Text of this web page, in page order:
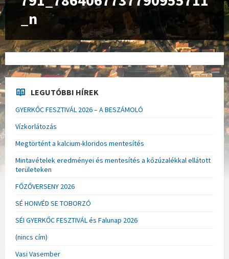
_n
LEGUTÓBBI HÍREK
GYERKŐC FESZTIVÁL 2026 – A BESZÁMOLÓ
Vízkorlátozás
Megtörtént a kalcium-kloridos mentesítés
Mintavételek eredményei és mentesítés a kőzúzalékkal ellátott
területeken
FŐZŐVERSENY 2026
SÉ HONVÉD SE TOBORZÓ
SÉI GYERKŐC FESZTIVÁL és Falunap 2026
(nincs cím)
Vasi Vasember